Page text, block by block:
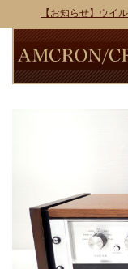
【お知らせ】ウイ